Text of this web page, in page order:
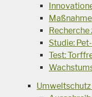
Recherche
Studie:
Test: